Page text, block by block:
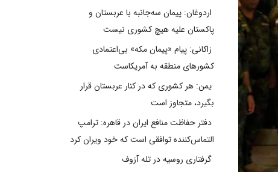
اردوغان: پیمان سه‌جانبه با عربستان و
پاکستان علیه هیچ کشوری نیست
زاکانی: پیام «پیمان مکه» بی‌اعتمادی
کشورهای منطقه به آمریکاست
یمن: هر کشوری که در کنار عربستان قرار
بگیرد، متجاوز است
دفتر حفاظت منافع ایران در قاهره: ترامپ
التماس‌کننده توافقی است که خود ویران کرد
گرفتاری روسیه در تله آزوف